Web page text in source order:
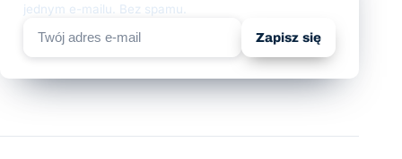
jednym e-mailu. Bez spamu.
Zapisz się